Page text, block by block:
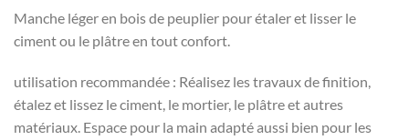
Manche léger en bois de peuplier pour étaler et lisser le
ciment ou le plâtre en tout confort.
utilisation recommandée : Réalisez les travaux de finition,
étalez et lissez le ciment, le mortier, le plâtre et autres
matériaux. Espace pour la main adapté aussi bien pour les